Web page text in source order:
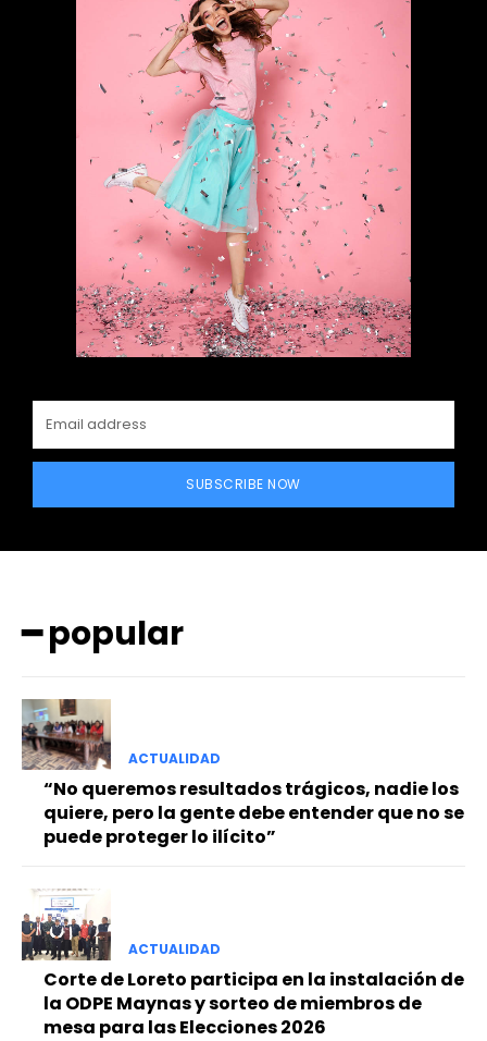
━ Planes
SUBSCRIBE NOW
━ popular
ACTUALIDAD
“No queremos resultados trágicos, nadie los
quiere, pero la gente debe entender que no se
puede proteger lo ilícito”
ACTUALIDAD
Corte de Loreto participa en la instalación de
la ODPE Maynas y sorteo de miembros de
mesa para las Elecciones 2026